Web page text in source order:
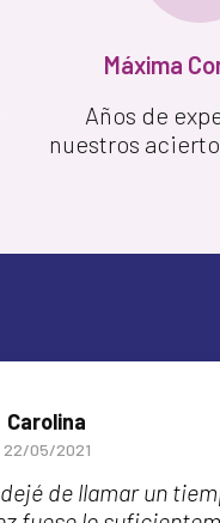
Máxima
Años de
nuestros
Carolina
22/05/2021
de llamar un